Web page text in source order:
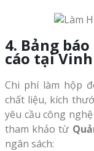
4. Bảng
cáo tại
Chi phí làm hộp
chất liệu, kích
yêu cầu công
tham khảo từ
ngân sách: